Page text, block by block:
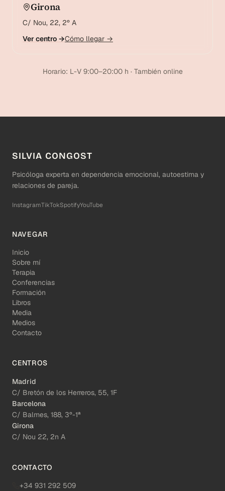
Girona
C/ Nou, 22, 2º A
Ver centro →Cómo llegar →
Horario: L-V 9:00–20:00 h · También online
SILVIA CONGOST
Psicóloga experta en dependencia emocional, autoestima y
relaciones de pareja.
InstagramTikTokSpotifyYouTube
NAVEGAR
Inicio
Sobre mí
Terapia
Conferencias
Formación
Libros
Media
Medios
Contacto
CENTROS
Madrid
C/ Bretón de los Herreros, 55, 1F
Barcelona
C/ Balmes, 188, 3º-1ª
Girona
C/ Nou 22, 2n A
CONTACTO
+34 931 292 509